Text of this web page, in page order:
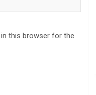
this browser for the